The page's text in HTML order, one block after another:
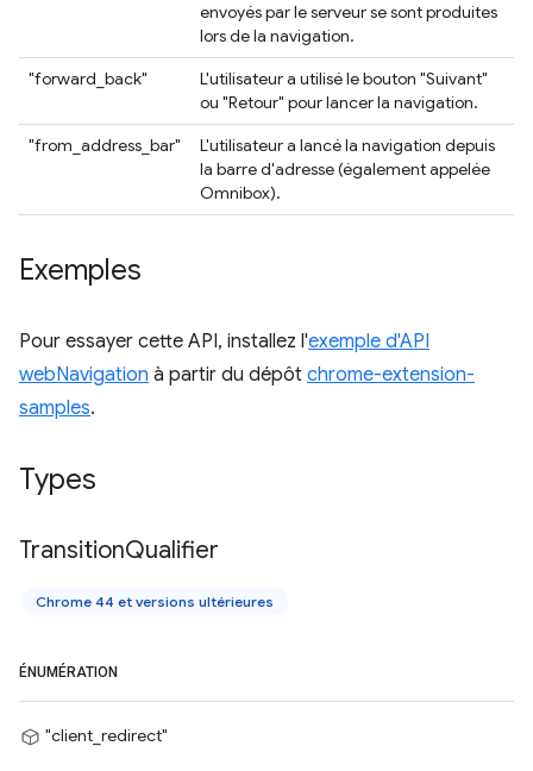
envoyés par le serveur se sont produites
lors de la navigation.
"forward_back"
L'utilisateur a utilisé le bouton "Suivant"
ou "Retour" pour lancer la navigation.
"from_address_bar"
L'utilisateur a lancé la navigation depuis
la barre d'adresse (également appelée
Omnibox).
Exemples
Pour essayer cette API, installez l'exemple d'API
webNavigation à partir du dépôt chrome-extension-
samples.
Types
TransitionQualifier
Chrome 44 et versions ultérieures
ÉNUMÉRATION
"client_redirect"